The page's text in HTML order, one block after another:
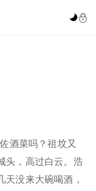

酒菜吗？祖坟又
头，高过白云。浩
天没来大碗喝酒，